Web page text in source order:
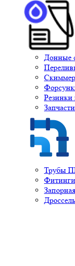
Донные
Резинки
Трубы